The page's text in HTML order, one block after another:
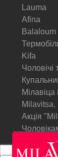
Lauma
Afina
Balaloum
Kifa
Чоловічі
Мілавіца
Milavitsa.
Акція
Підписатися